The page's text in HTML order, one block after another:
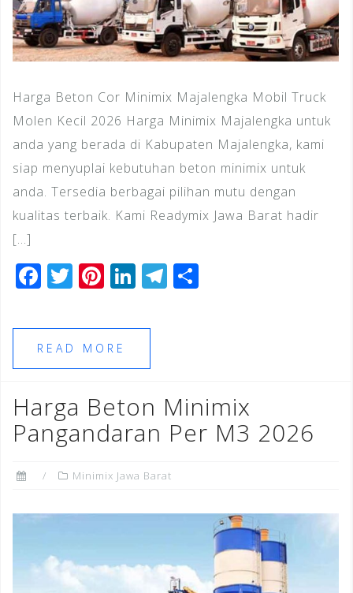
Harga Beton Cor Minimix Majalengka Mobil Truck
Molen Kecil 2026 Harga Minimix Majalengka untuk
anda yang berada di Kabupaten Majalengka, kami
siap menyuplai kebutuhan beton minimix untuk
anda. Tersedia berbagai pilihan mutu dengan
kualitas terbaik. Kami Readymix Jawa Barat hadir
[…]
F
c
e
b
o
o
k
T
tt
e
r
Pi
te
r
e
st
Li
k
dI
n
T
m
READ MORE
Harga Beton Minimix
Pangandaran Per M3 2026
Minimix Jawa Barat